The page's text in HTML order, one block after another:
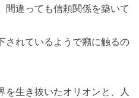
間違っても信頼関係を築いて
れているようで癪に触るの
生き抜いたオリオンと、人